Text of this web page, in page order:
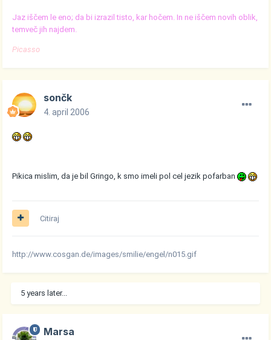
Jaz iščem le eno; da bi izrazil tisto, kar hočem. In ne iščem novih oblik,
temveč jih najdem.
Picasso
sončk
4. april 2006
Pikica mislim, da je bil Gringo, k smo imeli pol cel jezik pofarban
Citiraj
http://www.cosgan.de/images/smilie/engel/n015.gif
5 years later...
Marsa